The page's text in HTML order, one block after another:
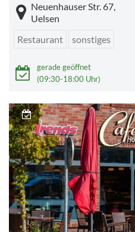
Neuenhauser Str. 67,
Uelsen
Restaurant
sonstiges
gerade geöffnet
(09:30-18:00 Uhr)